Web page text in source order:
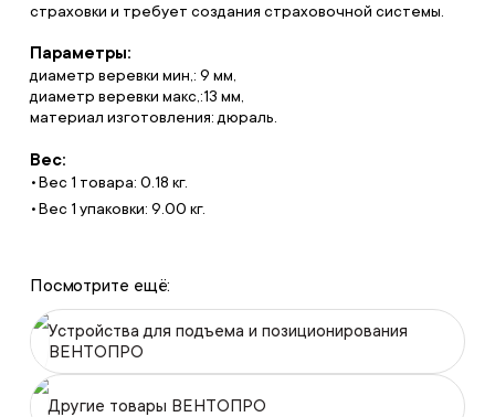
страховки и требует создания страховочной системы.
Параметры:
диаметр веревки мин,: 9 мм,
диаметр веревки макс,:13 мм,
материал изготовления: дюраль.
Вес:
Вес 1 товара: 0.18 кг.
Вес 1 упаковки: 9.00 кг.
Посмотрите ещё:
Устройства для подъема и позиционирования
ВЕНТОПРО
Другие товары ВЕНТОПРО